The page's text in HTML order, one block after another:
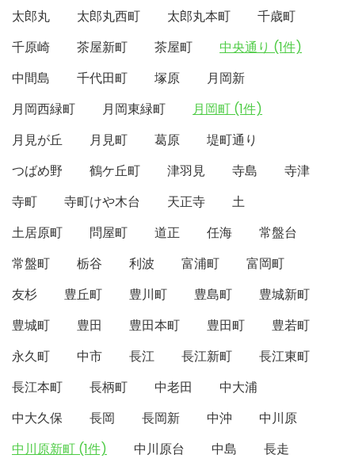
太郎丸
太郎丸西町 太郎丸本町
千歳町
千原崎
茶屋新町 茶屋町
中央通り (1件)
中間島
千代田町 塚原
月岡新
月岡西緑町
月岡東緑町
月岡町 (1件)
月見が丘
月見町 葛原
堤町通り
つばめ野
鶴ケ丘町 津羽見 寺島
寺津
寺町
寺町けや木台 天正寺
土
土居原町
問屋町 道正 任海
常盤台
常盤町
栃谷 利波 富浦町
富岡町
友杉
豊丘町 豊川町 豊島町
豊城新町
豊城町
豊田 豊田本町 豊田町
豊若町
永久町
中市 長江 長江新町
長江東町
長江本町
長柄町 中老田
中大浦
中大久保
長岡 長岡新 中沖
中川原
中川原新町 (1件)
中川原台 中島
長走